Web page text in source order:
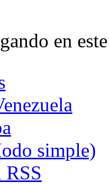
en
simple)